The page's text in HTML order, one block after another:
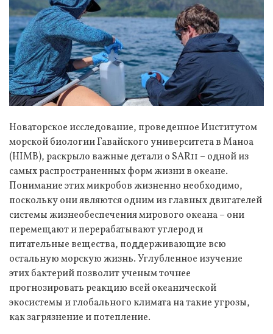
Новаторское исследование, проведенное Институтом
морской биологии Гавайского университета в Маноа
(HIMB), раскрыло важные детали о SAR11 – одной из
самых распространенных форм жизни в океане.
Понимание этих микробов жизненно необходимо,
поскольку они являются одним из главных двигателей
системы жизнеобеспечения мирового океана – они
перемещают и перерабатывают углерод и
питательные вещества, поддерживающие всю
остальную морскую жизнь. Углубленное изучение
этих бактерий позволит ученым точнее
прогнозировать реакцию всей океанической
экосистемы и глобального климата на такие угрозы,
как загрязнение и потепление.